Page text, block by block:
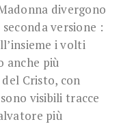
divergono
versione :
i volti
anche più
Cristo, con
visibili tracce
più